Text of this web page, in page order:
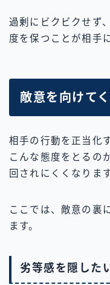
過剰にビクビクせず
度を保つことが相手
敵意を向けて
相手の行動を正当化
こんな態度をとるの
回されにくくなります
ここでは、敵意の裏
ます。
劣等感を隠した